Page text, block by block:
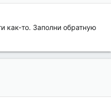
как-то. Заполни обратную